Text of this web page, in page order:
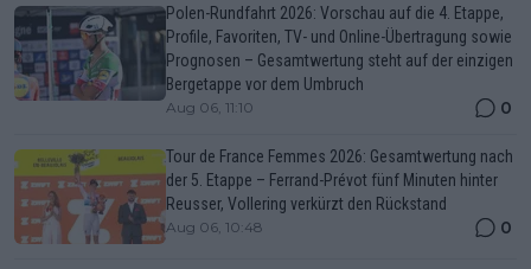
Polen-Rundfahrt 2026: Vorschau auf die 4. Etappe,
Profile, Favoriten, TV- und Online-Übertragung sowie
Prognosen – Gesamtwertung steht auf der einzigen
Bergetappe vor dem Umbruch
Aug 06, 11:10 0
Tour de France Femmes 2026: Gesamtwertung nach
der 5. Etappe – Ferrand-Prévot fünf Minuten hinter
Reusser, Vollering verkürzt den Rückstand
Aug 06, 10:48 0